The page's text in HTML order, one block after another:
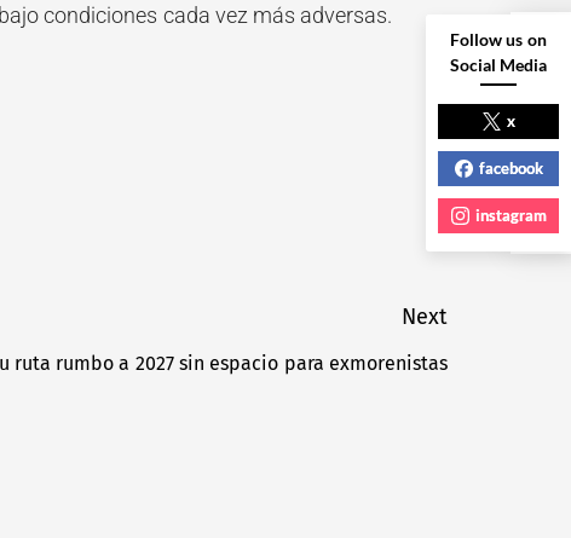
condiciones cada vez más adversas.
Next
Next
ruta rumbo a 2027 sin espacio para exmorenistas
NEXT POST
Follow us on
Social Media
x
facebook
instagram